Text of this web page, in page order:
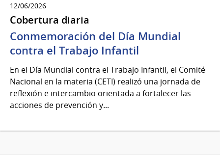
12/06/2026
Cobertura diaria
Conmemoración del Día Mundial
contra el Trabajo Infantil
En el Día Mundial contra el Trabajo Infantil, el Comité
Nacional en la materia (CETI) realizó una jornada de
reflexión e intercambio orientada a fortalecer las
acciones de prevención y...